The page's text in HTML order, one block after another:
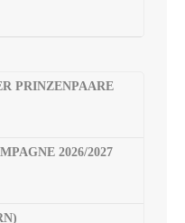
PRINZENPAARE
2026/2027